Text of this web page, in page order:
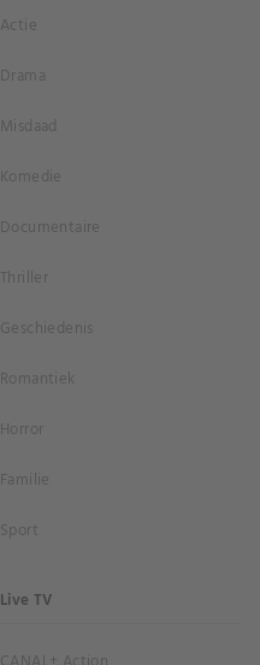
Actie
Drama
Misdaad
Komedie
Documentaire
Thriller
Geschiedenis
Romantiek
Horror
Familie
Sport
Live TV